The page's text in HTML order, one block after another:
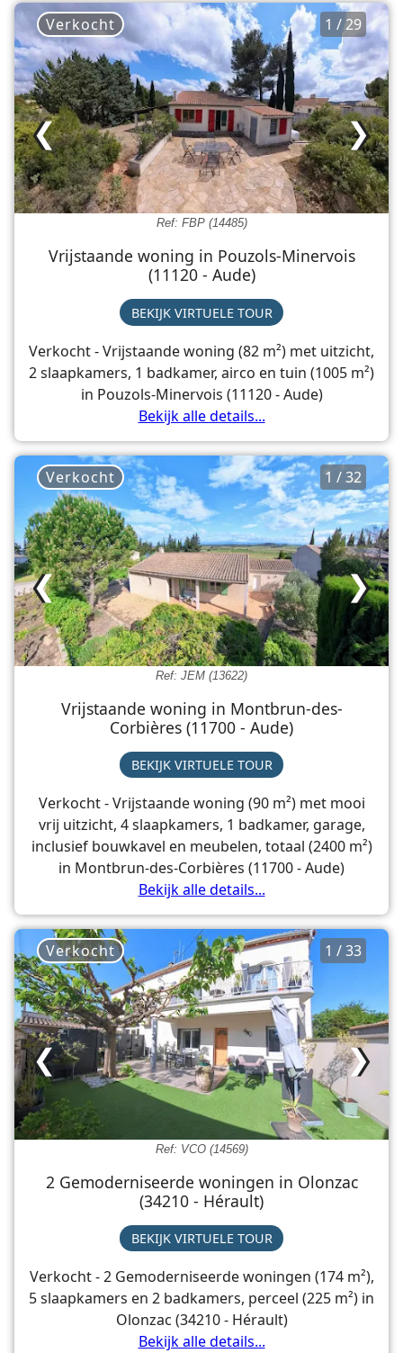
Ref: FBP (14485)
1 / 29
❯
❮
Verkocht
Vrijstaande woning in Pouzols-Minervois
(11120 - Aude)
BEKIJK VIRTUELE TOUR
Verkocht - Vrijstaande woning (82 m²) met uitzicht,
2 slaapkamers, 1 badkamer, airco en tuin (1005 m²)
in Pouzols-Minervois (11120 - Aude)
Bekijk alle details...
Ref: JEM (13622)
1 / 32
❯
❮
Verkocht
Vrijstaande woning in Montbrun-des-
Corbières (11700 - Aude)
BEKIJK VIRTUELE TOUR
Verkocht - Vrijstaande woning (90 m²) met mooi
vrij uitzicht, 4 slaapkamers, 1 badkamer, garage,
inclusief bouwkavel en meubelen, totaal (2400 m²)
in Montbrun-des-Corbières (11700 - Aude)
Bekijk alle details...
Ref: VCO (14569)
1 / 33
❯
❮
Verkocht
2 Gemoderniseerde woningen in Olonzac
(34210 - Hérault)
BEKIJK VIRTUELE TOUR
Verkocht - 2 Gemoderniseerde woningen (174 m²),
5 slaapkamers en 2 badkamers, perceel (225 m²) in
Olonzac (34210 - Hérault)
Bekijk alle details...